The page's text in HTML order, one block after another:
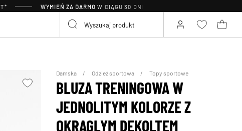
WYMIEŃ ZA DARMO W CIĄGU 30 DNI
Damska Odzież sportowa Topy sportowe
BLUZA TRENINGOWA W
JEDNOLITYM KOLORZE Z
OKRAGLYM DEKOLTEM